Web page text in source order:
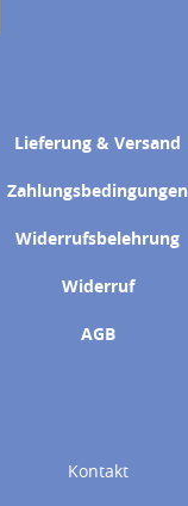
Lieferung & Versand
Zahlungsbedingungen
Widerrufsbelehrung
Widerruf
AGB
Kontakt